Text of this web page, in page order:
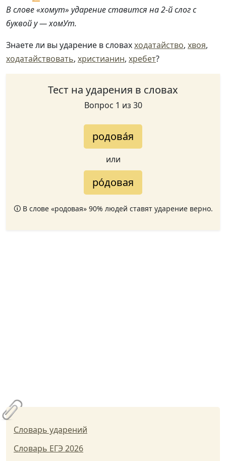
В слове «хомут» ударение ставится на 2-й слог с
буквой у — хомУт.
Знаете ли вы ударение в словахходатайство, хвоя,
ходатайствовать, христианин, хребет?
Тест на ударения в словах
Вопрос 1 из 30
родова́я
или
ро́довая
🛈 В слове «родовая» 90% людей ставят ударение верно.
Словарь ударений
Словарь ЕГЭ 2026